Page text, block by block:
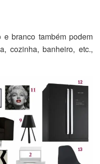
branco também podem
cozinha, banheiro, etc.,